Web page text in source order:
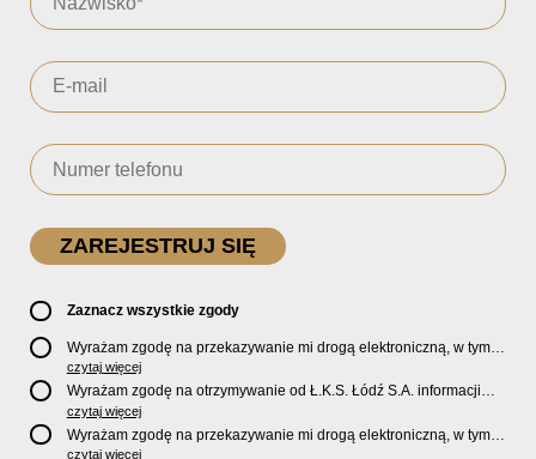
Zaznacz wszystkie zgody
Wyrażam zgodę na przekazywanie mi drogą elektroniczną, w tym
pocztą e-mail, oficjalnego newslettera oraz informacji o zniżkach,
promocjach, nowościach, biletach, karnetach, ofercie sklepu U2
Store oraz serwisu bilety.lkslodz.pl i innych produktach oraz
usługach oferowanych przez Ł.K.S. Łódź S.A.
czytaj więcej
Wyrażam zgodę na otrzymywanie od Ł.K.S. Łódź S.A. informacji
marketingowych dotyczących działalności spółki, ofert, wydarzeń i
produktów za pośrednictwem wiadomości SMS oraz połączeń
telefonicznych.
czytaj więcej
Wyrażam zgodę na przekazywanie mi drogą elektroniczną, w tym
pocztą e-mail, informacji handlowych i marketingowych o
czytaj więcej